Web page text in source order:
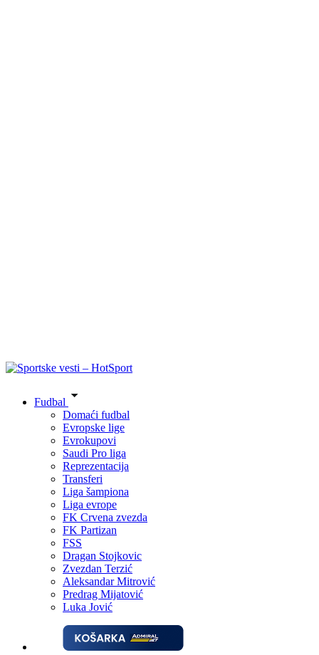
Fudbal
Domaći fudbal
Evropske lige
Evrokupovi
Saudi Pro liga
Reprezentacija
Transferi
Liga šampiona
Liga evrope
FK Crvena zvezda
FK Partizan
FSS
Dragan Stojkovic
Zvezdan Terzić
Aleksandar Mitrović
Predrag Mijatović
Luka Jović